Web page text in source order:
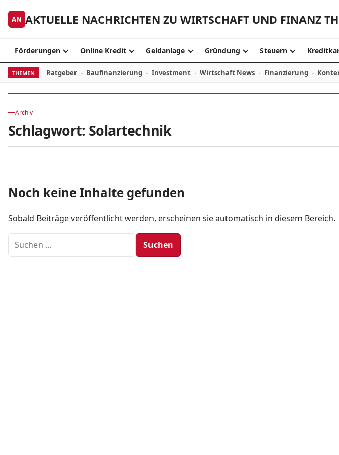
AN AKTUELLE NACHRICHTEN ZU WIRTSCHAFT UND FINANZ
Förderungen Online Kredit Geldanlage Gründung Steuern
THEMEN Ratgeber Baufinanzierung Investment Wirtschaft News Finanzierung
Archiv
Schlagwort: Solartechnik
Noch keine Inhalte gefunden
Sobald Beiträge veröffentlicht werden, erscheinen sie automatisch in diesem Bereich.